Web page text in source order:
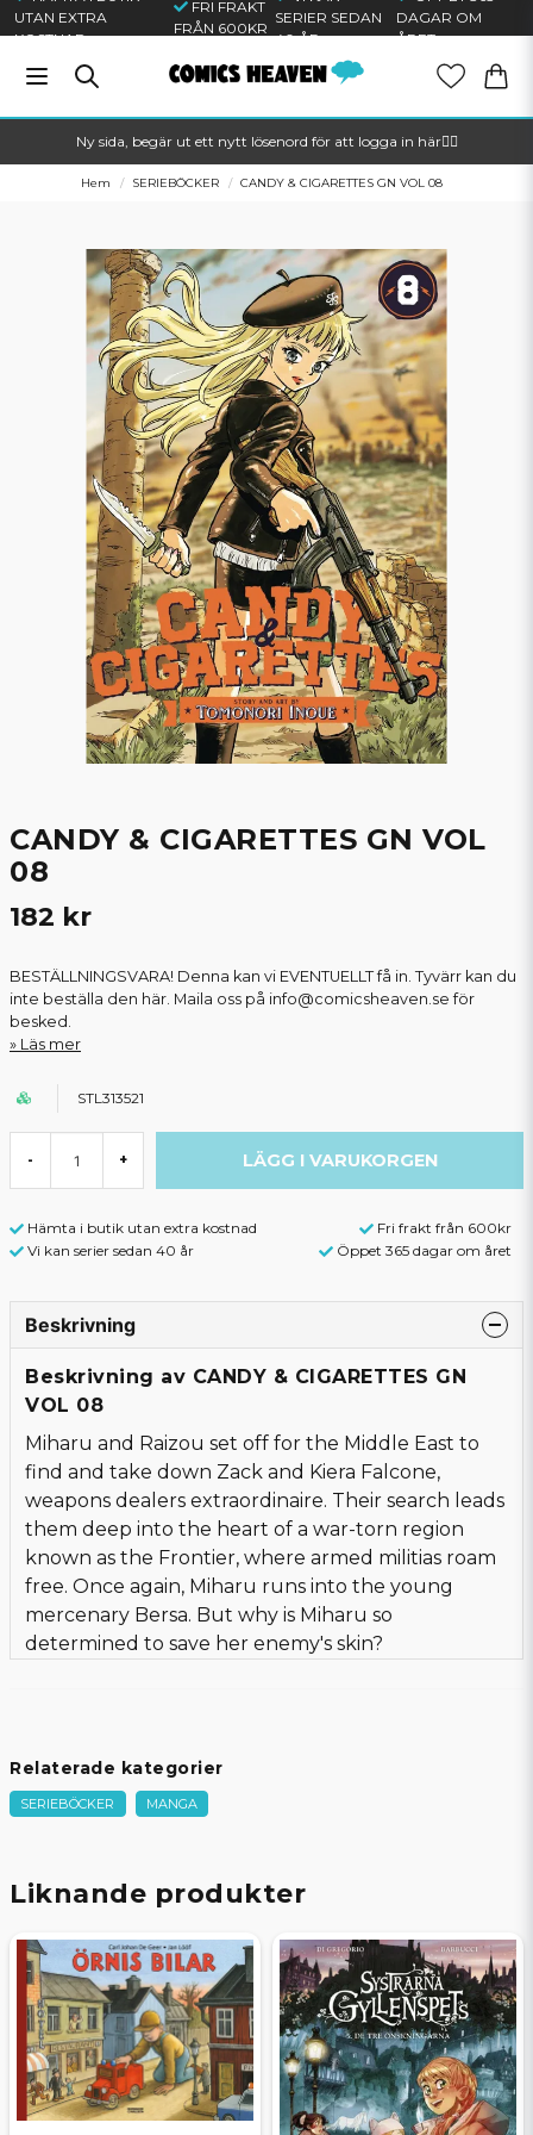
UTAN EXTRA
KOSTNAD
FRI FRAKT
FRÅN 600KR
SERIER SEDAN
40 ÅR
DAGAR OM
ÅRET
Ny sida, begär ut ett nytt lösenord för att logga in här🦸‍♂️
Hem SERIEBÖCKER CANDY & CIGARETTES GN VOL 08
CANDY & CIGARETTES GN VOL
08
182 kr
BESTÄLLNINGSVARA! Denna kan vi EVENTUELLT få in. Tyvärr kan du
inte beställa den här. Maila oss på info@comicsheaven.se för
besked.
Läs mer
STL313521
- + LÄGG I VARUKORGEN
Hämta i butik utan extra kostnad
Fri frakt från 600kr
Vi kan serier sedan 40 år
Öppet 365 dagar om året
Beskrivning
Beskrivning av CANDY & CIGARETTES GN
VOL 08
Miharu and Raizou set off for the Middle East to
find and take down Zack and Kiera Falcone,
weapons dealers extraordinaire. Their search leads
them deep into the heart of a war-torn region
known as the Frontier, where armed militias roam
free. Once again, Miharu runs into the young
mercenary Bersa. But why is Miharu so
determined to save her enemy's skin?
Relaterade kategorier
SERIEBÖCKER MANGA
Liknande produkter